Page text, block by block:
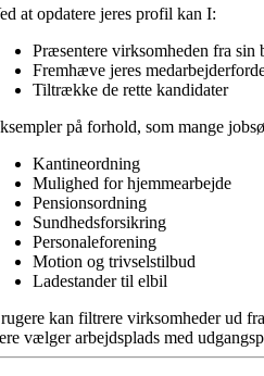
at opdatere jeres profil kan I:
Præsentere virksomheden fra sin
Fremhæve jeres
Tiltrække de rette kandidater
på forhold, som mange
Kantineordning
Mulighed for hjemmearbejde
Pensionsordning
Sundhedsforsikring
Personaleforening
Motion og trivselstilbud
Ladestander til elbil
kan filtrere virksomheder ud
vælger arbejdsplads med